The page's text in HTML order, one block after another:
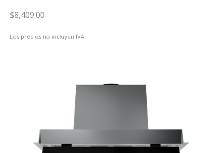
$8,409.00
Los precios no incluyen IVA